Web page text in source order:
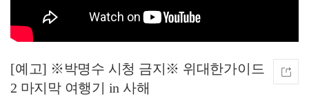
[예고] ※박명수 시청 금지※ 위대한가이드
2 마지막 여행기 in 사해